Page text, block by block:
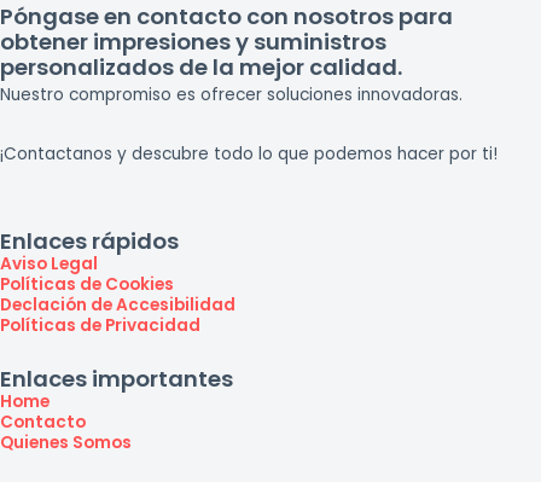
Póngase en contacto con nosotros para
obtener impresiones y suministros
personalizados de la mejor calidad.
Nuestro compromiso es ofrecer soluciones innovadoras.
¡Contactanos y descubre todo lo que podemos hacer por ti!
Enlaces rápidos
Aviso Legal
Políticas de Cookies
Declación de Accesibilidad
Políticas de Privacidad
Enlaces importantes
Home
Contacto
Quienes Somos